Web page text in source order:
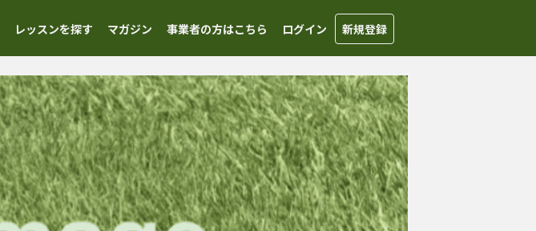
レッスンを探す マガジン 事業者の方はこちら ログイン 新規登録